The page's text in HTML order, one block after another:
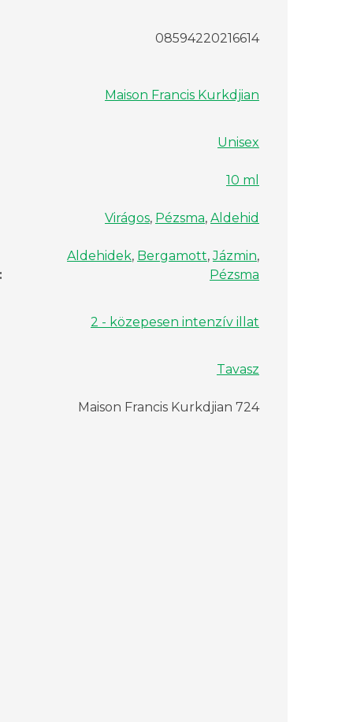
08594220216614
Maison Francis Kurkdjian
Unisex
10 ml
Virágos, Pézsma, Aldehid
:
Aldehidek, Bergamott,Jázmin,
Pézsma
2 - közepesen intenzív illat
Tavasz
Maison Francis Kurkdjian 724